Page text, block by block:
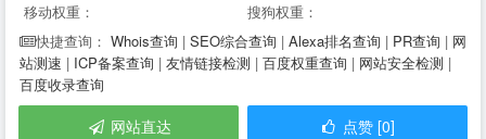
移动权重：
搜狗权重：
快捷查询： Whois查询 | SEO综合查询 | Alexa排名查询 | PR查询 | 网
站测速 | ICP备案查询 | 友情链接检测 | 百度权重查询 | 网站安全检测 |
百度收录查询
网站直达 点赞 [0]